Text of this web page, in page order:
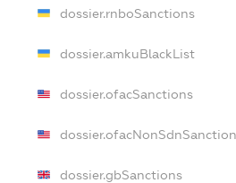
dossier.rnboSanctions
dossier.amkuBlackList
dossier.ofacSanctions
dossier.gbSanctions